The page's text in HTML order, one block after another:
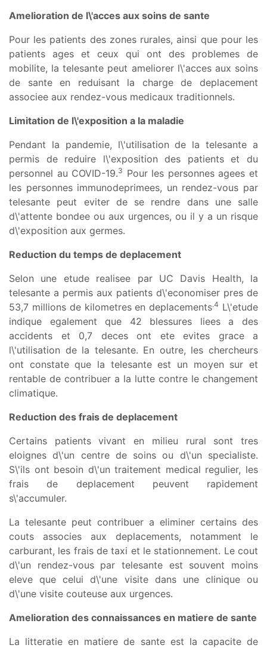
Amelioration de l\'acces aux soins de sante
Pour les patients des zones rurales, ainsi que pour les
patients ages et ceux qui ont des problemes de
mobilite, la telesante peut ameliorer l\'acces aux soins
de sante en reduisant la charge de deplacement
associee aux rendez-vous medicaux traditionnels.
Limitation de l\'exposition a la maladie
Pendant la pandemie, l\'utilisation de la telesante a
permis de reduire l\'exposition des patients et du
personnel au COVID-19.3 Pour les personnes agees et
les personnes immunodeprimees, un rendez-vous par
telesante peut eviter de se rendre dans une salle
d\'attente bondee ou aux urgences, ou il y a un risque
d\'exposition aux germes.
Reduction du temps de deplacement
Selon une etude realisee par UC Davis Health, la
telesante a permis aux patients d\'economiser pres de
53,7 millions de kilometres en deplacements.4 L\'etude
indique egalement que 42 blessures liees a des
accidents et 0,7 deces ont ete evites grace a
l\'utilisation de la telesante. En outre, les chercheurs
ont constate que la telesante est un moyen sur et
rentable de contribuer a la lutte contre le changement
climatique.
Reduction des frais de deplacement
Certains patients vivant en milieu rural sont tres
eloignes d\'un centre de soins ou d\'un specialiste.
S\'ils ont besoin d\'un traitement medical regulier, les
frais de deplacement peuvent rapidement
s\'accumuler.
La telesante peut contribuer a eliminer certains des
couts associes aux deplacements, notamment le
carburant, les frais de taxi et le stationnement. Le cout
d\'un rendez-vous par telesante est souvent moins
eleve que celui d\'une visite dans une clinique ou
d\'une visite couteuse aux urgences.
Amelioration des connaissances en matiere de sante
La litteratie en matiere de sante est la capacite de